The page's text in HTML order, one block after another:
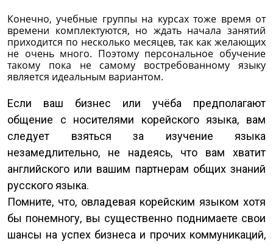
Конечно, учебные группы на курсах тоже время от
времени комплектуются, но ждать начала занятий
приходится по несколько месяцев, так как желающих
не очень много. Поэтому персональное обучение
такому пока не самому востребованному языку
является идеальным вариантом.
Если ваш бизнес или учёба предполагают
общение с носителями корейского языка, вам
следует взяться за изучение языка
незамедлительно, не надеясь, что вам хватит
английского или вашим партнерам общих знаний
русского языка.
Помните, что, овладевая корейским языком хотя
бы понемногу, вы существенно поднимаете свои
шансы на успех бизнеса и прочих коммуникаций,